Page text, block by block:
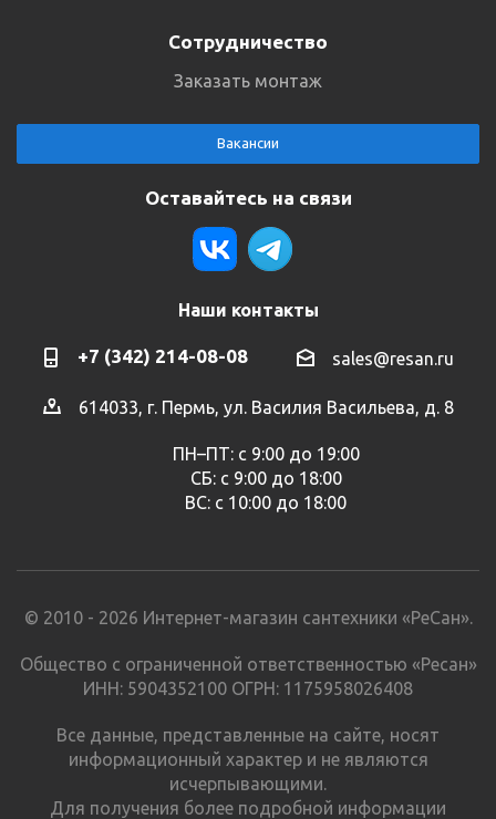
Сотрудничество
Заказать монтаж
Вакансии
Оставайтесь на связи
Наши контакты
+7 (342) 214-08-08 sales@resan.ru
614033, г. Пермь, ул. Василия Васильева, д. 8
ПН–ПТ: с 9:00 до 19:00
СБ: с 9:00 до 18:00
ВС: с 10:00 до 18:00
© 2010 - 2026 Интернет-магазин сантехники «РеСан».
Общество с ограниченной ответственностью «Ресан»
ИНН: 5904352100 ОГРН: 1175958026408
Все данные, представленные на сайте, носят
информационный характер и не являются
исчерпывающими.
Для получения более подробной информации